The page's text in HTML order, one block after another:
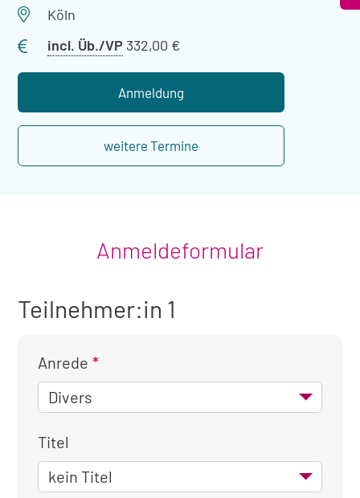
Veranstaltungsort
Köln
incl. Üb./VP Preis
Übernachtung
332,00 €
Anmeldung
weitere Termine
Anmeldeformular
Teilnehmer:in 1
Anrede
Titel